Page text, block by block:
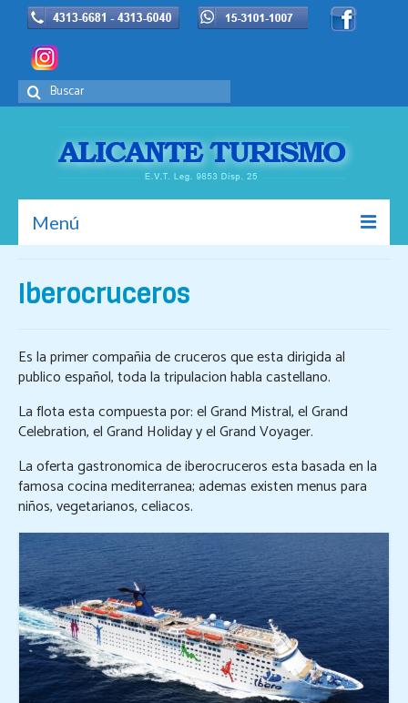
Buscar
por:
Menú
La Empresa
Promociones
Resort de Playa
Destinos
Viajes Exclusivos
Hoteles
Aereos
Reserva On Line
Informacion Turistica
Contacto
Iberocruceros
Es la primer compañia de cruceros que esta dirigida al
publico español, toda la tripulacion habla castellano.
La flota esta compuesta por: el Grand Mistral, el Grand
Celebration, el Grand Holiday y el Grand Voyager.
La oferta gastronomica de iberocruceros esta basada en la
famosa cocina mediterranea; ademas existen menus para
niños, vegetarianos, celiacos.